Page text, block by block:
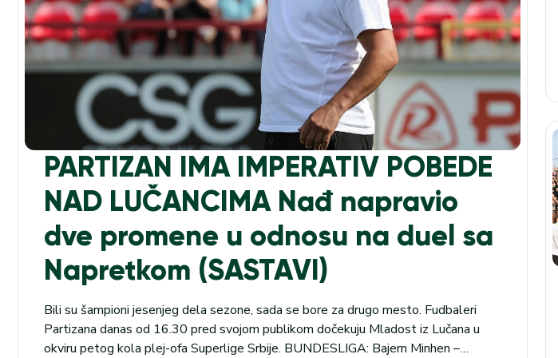
PARTIZAN IMA IMPERATIV POBEDE
NAD LUČANCIMA Nađ napravio
dve promene u odnosu na duel sa
Napretkom (SASTAVI)
Bili su šampioni jesenjeg dela sezone, sada se bore za drugo mesto. Fudbaleri
Partizana danas od 16.30 pred svojom publikom dočekuju Mladost iz Lučana u
okviru petog kola plej-ofa Superlige Srbije. BUNDESLIGA: Bajern Minhen –